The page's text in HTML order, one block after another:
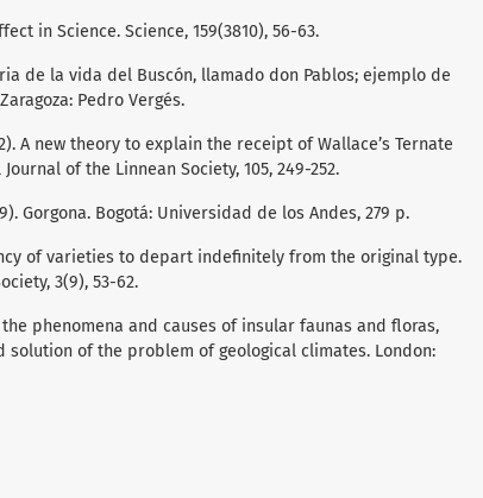
in Science. Science, 159(3810), 56-63.
de la vida del Buscón, llamado don Pablos; ejemplo de
Pedro Vergés.
A new theory to explain the receipt of Wallace’s Ternate
of the Linnean Society, 105, 249-252.
Gorgona. Bogotá: Universidad de los Andes, 279 p.
of varieties to depart indefinitely from the original type.
3(9), 53-62.
phenomena and causes of insular faunas and floras,
of the problem of geological climates. London: